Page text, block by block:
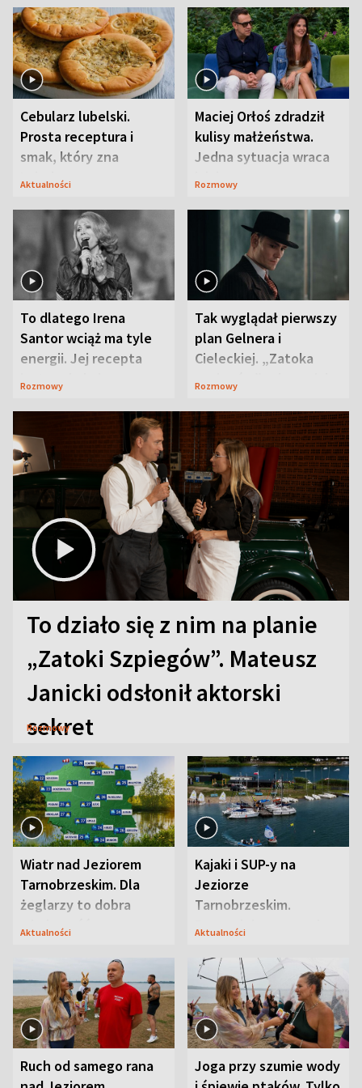
Cebularz lubelski.
Prosta receptura i
smak, który zna
Lubelszczyzna
Aktualności
Maciej Orłoś zdradził
kulisy małżeństwa.
Jedna sytuacja wraca
jak bumerang
Rozmowy
To dlatego Irena
Santor wciąż ma tyle
energii. Jej recepta
jest zaskakująco
Rozmowy
Tak wyglądał pierwszy
plan Gelnera i
Cieleckiej. „Zatoka
szpiegów” od razu ich
Rozmowy
To działo się z nim na planie
„Zatoki Szpiegów”. Mateusz
Janicki odsłonił aktorski
sekret
Rozmowy
Wiatr nad Jeziorem
Tarnobrzeskim. Dla
żeglarzy to dobra
wiadomość
Aktualności
Kajaki i SUP-y na
Jeziorze
Tarnobrzeskim.
Przyrodnicy zwracają
Aktualności
Ruch od samego rana
Joga przy szumie wody